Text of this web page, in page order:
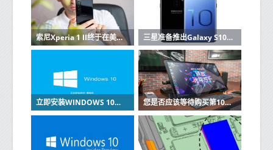
索尼Xperia 1 II终于在美国上市并发货，还包括免费耳塞 三星准备推出Galaxy S10这里有功能和价格
立即安装WINDOWS 10的2019年8月更新 您是否应该等待购买第10代Ice Lake笔记本电脑